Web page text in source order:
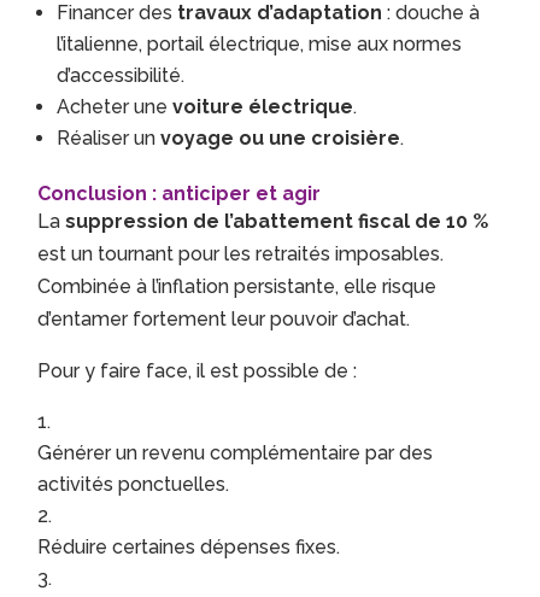
Financer des travaux d’adaptation : douche à
l’italienne, portail électrique, mise aux normes
d’accessibilité.
Acheter unevoiture électrique.
Réaliser unvoyage ou une croisière.
Conclusion : anticiper et agir
Lasuppression de l’abattement fiscal de 10 %
est un tournant pour les retraités imposables.
Combinée à l’inflation persistante, elle risque
d’entamer fortement leur pouvoir d’achat.
Pour y faire face, il est possible de :
Générer un revenu complémentaire par des
activités ponctuelles.
Réduire certaines dépenses fixes.